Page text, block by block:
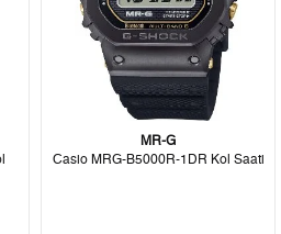
MR-G
Casio MRG-B5000R-1DR Kol Saati